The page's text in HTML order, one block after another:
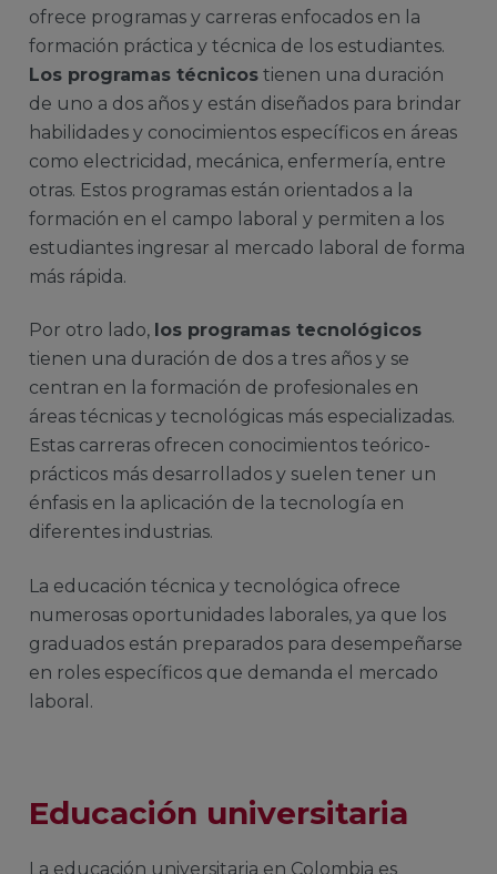
ofrece programas y carreras enfocados en la
formación práctica y técnica de los estudiantes.
Los programas técnicos tienen una duración
de uno a dos años y están diseñados para brindar
habilidades y conocimientos específicos en áreas
como electricidad, mecánica, enfermería, entre
otras. Estos programas están orientados a la
formación en el campo laboral y permiten a los
estudiantes ingresar al mercado laboral de forma
más rápida.
Por otro lado, los programas tecnológicos
tienen una duración de dos a tres años y se
centran en la formación de profesionales en
áreas técnicas y tecnológicas más especializadas.
Estas carreras ofrecen conocimientos teórico-
prácticos más desarrollados y suelen tener un
énfasis en la aplicación de la tecnología en
diferentes industrias.
La educación técnica y tecnológica ofrece
numerosas oportunidades laborales, ya que los
graduados están preparados para desempeñarse
en roles específicos que demanda el mercado
laboral.
Educación universitaria
La educación universitaria en Colombia es